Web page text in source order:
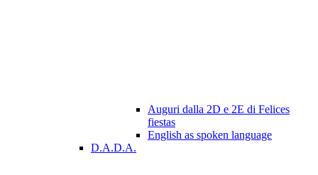
Auguri dalla 2D e 2E di Felices
fiestas
English as spoken language
D.A.D.A.